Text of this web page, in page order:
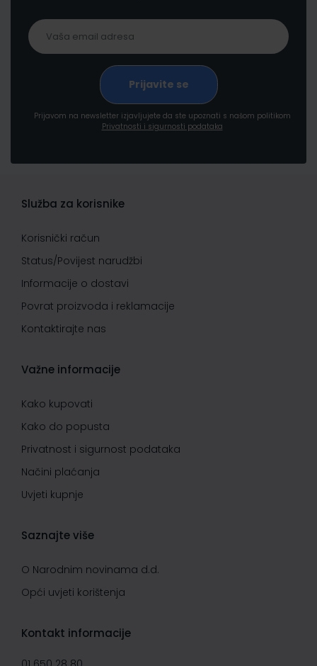
Prijavom na newsletter izjavljujete da ste upoznati s našom politikom
Privatnosti i sigurnosti podataka
Služba za korisnike
Korisnički račun
Status/Povijest narudžbi
Informacije o dostavi
Povrat proizvoda i reklamacije
Kontaktirajte nas
Važne informacije
Kako kupovati
Kako do popusta
Privatnost i sigurnost podataka
Načini plaćanja
Uvjeti kupnje
Saznajte više
O Narodnim novinama d.d.
Opći uvjeti korištenja
Kontakt informacije